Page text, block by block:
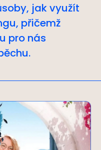
jak využít
přičemž
pro nás